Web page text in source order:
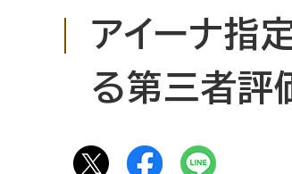
アイーナ指
る第三者評